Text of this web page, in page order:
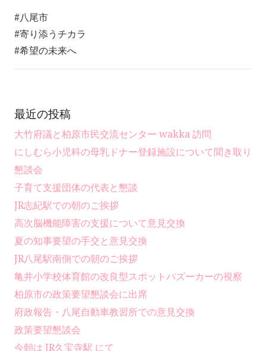
#八尾市
#寄り添うチカラ
#希望の未来へ
最近の投稿
大竹府議と柏原市民交流センター wakka 訪問
にしむら小児科の母乳ドナー登録施設について聞き取り
懇談会
子育て支援団体の代表と懇談
JR志紀駅での朝のご挨拶
高次脳機能障害の支援について意見交換
夏の知事要望の手交と意見交換
JR八尾駅南側での朝のご挨拶
亀井小学校体育館の改良型スポットバズーカーの視察
柏原市の政策要望懇談会に出席
府政報告・八尾自動車教習所での意見交換
政策要望懇談会
今朝は JR久宝寺駅 にて